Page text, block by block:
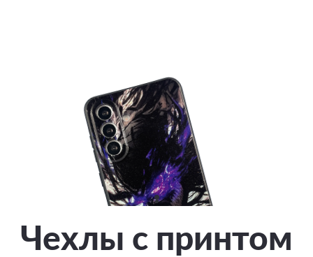
Чехлы с принтом